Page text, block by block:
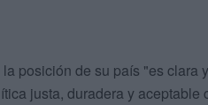
posición de su país "es clara
justa, duradera y